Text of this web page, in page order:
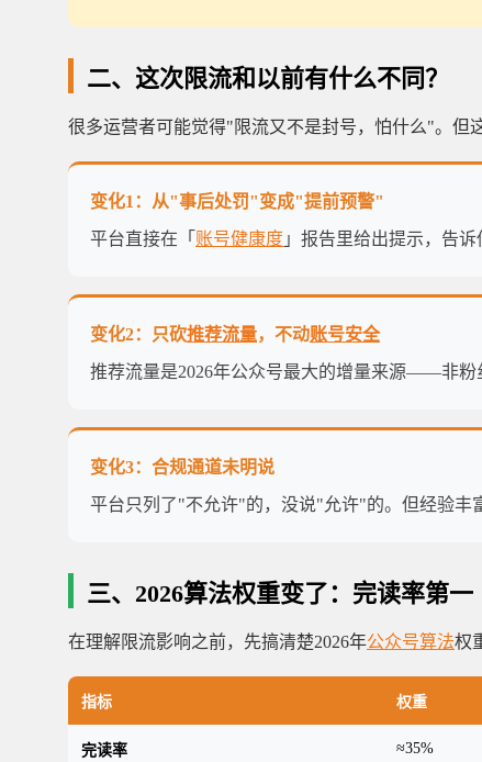
二、这次限流和以前有什么不同？
很多运营者可能觉得"限流又不是封号，怕什么"。但
变化1：从"事后处罚"变成"提前预警"
平台直接在「 账号健康度 」报告里给出提示，告
变化2：只砍推荐流量，不动账号安全
推荐流量是2026年公众号最大的增量来源——非粉
变化3：合规通道未明说
平台只列了"不允许"的，没说"允许"的。但经验丰
三、2026算法权重变了：完读率第一
在理解限流影响之前，先搞清楚2026年公众号算法权
指标 权重
完读率 ≈35%